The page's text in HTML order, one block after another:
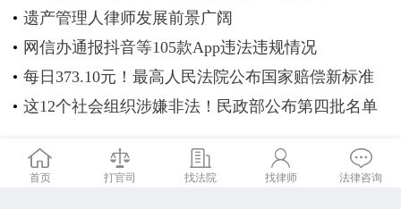
遗产管理人律师发展前景广阔
网信办通报抖音等105款App违法违规情况
每日373.10元！最高人民法院公布国家赔偿新标准
这12个社会组织涉嫌非法！民政部公布第四批名单
首页 打官司 找法院 找律师 法律咨询